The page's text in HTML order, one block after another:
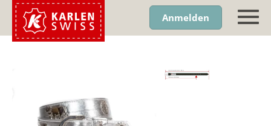
Anmelden